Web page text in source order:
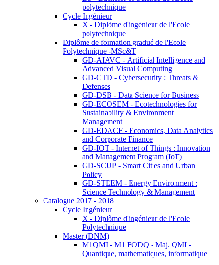
polytechnique
Cycle Ingénieur
X - Diplôme d'ingénieur de l'Ecole
polytechnique
Diplôme de formation gradué de l'Ecole
Polytechnique -MSc&T
GD-AIAVC - Artificial Intelligence and
Advanced Visual Computing
GD-CTD - Cybersecurity : Threats &
Defenses
GD-DSB - Data Science for Business
GD-ECOSEM - Ecotechnologies for
Sustainability & Environment
Management
GD-EDACF - Economics, Data Analytics
and Corporate Finance
GD-IOT - Internet of Things : Innovation
and Management Program (IoT)
GD-SCUP - Smart Cities and Urban
Policy
GD-STEEM - Energy Environment :
Science Technology & Management
Catalogue 2017 - 2018
Cycle Ingénieur
X - Diplôme d'ingénieur de l'Ecole
Polytechnique
Master (DNM)
M1QMI - M1 FODQ - Maj. QMI -
Quantique, mathematiques, informatique